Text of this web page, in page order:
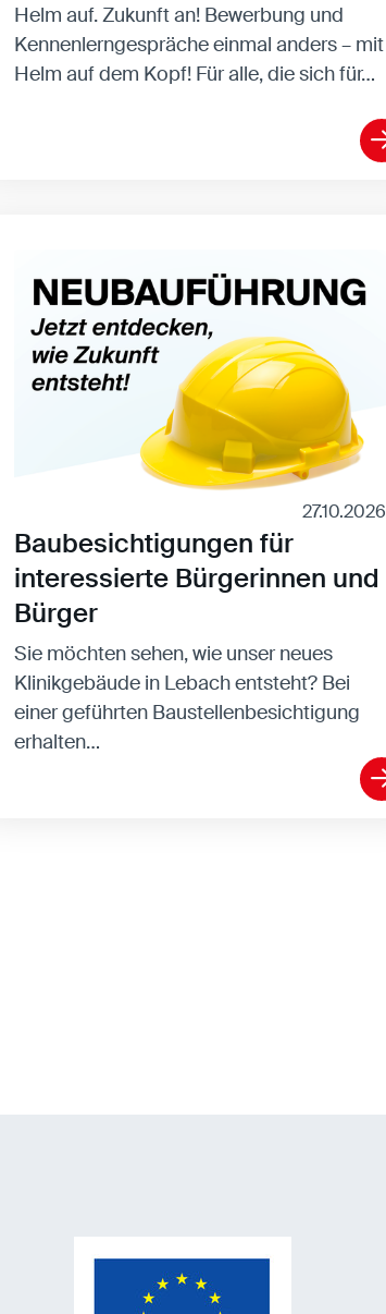
Helm auf. Zukunft an! Bewerbung und
Kennenlerngespräche einmal anders – mit
Helm auf dem Kopf! Für alle, die sich für…
27.10.2026
Baubesichtigungen für
interessierte Bürgerinnen und
Bürger
Sie möchten sehen, wie unser neues
Klinikgebäude in Lebach entsteht? Bei
einer geführten Baustellenbesichtigung
erhalten…